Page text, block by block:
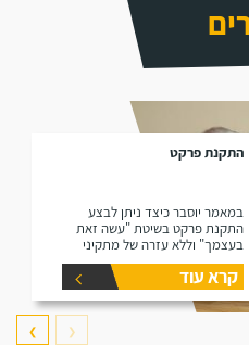
התקנת פרקט
במאמר יוסבר כיצד ניתן לבצע
התקנת פרקט בשיטת "עשה זאת
בעצמך" וללא עזרה של מתקיני
פרקטים.
קרא עוד
❮
❯